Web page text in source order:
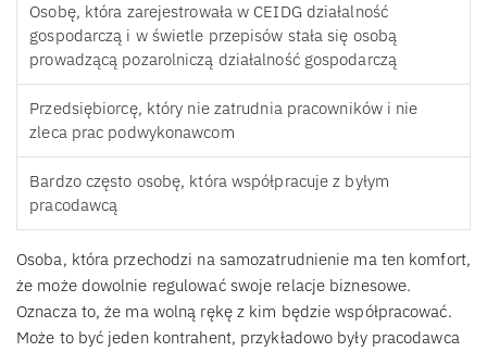
Osobę, która zarejestrowała w CEIDG działalność
gospodarczą i w świetle przepisów stała się osobą
prowadzącą pozarolniczą działalność gospodarczą
Przedsiębiorcę, który nie zatrudnia pracowników i nie
zleca prac podwykonawcom
Bardzo często osobę, która współpracuje z byłym
pracodawcą
Osoba, która przechodzi na samozatrudnienie ma ten komfort,
że może dowolnie regulować swoje relacje biznesowe.
Oznacza to, że ma wolną rękę z kim będzie współpracować.
Może to być jeden kontrahent, przykładowo były pracodawca